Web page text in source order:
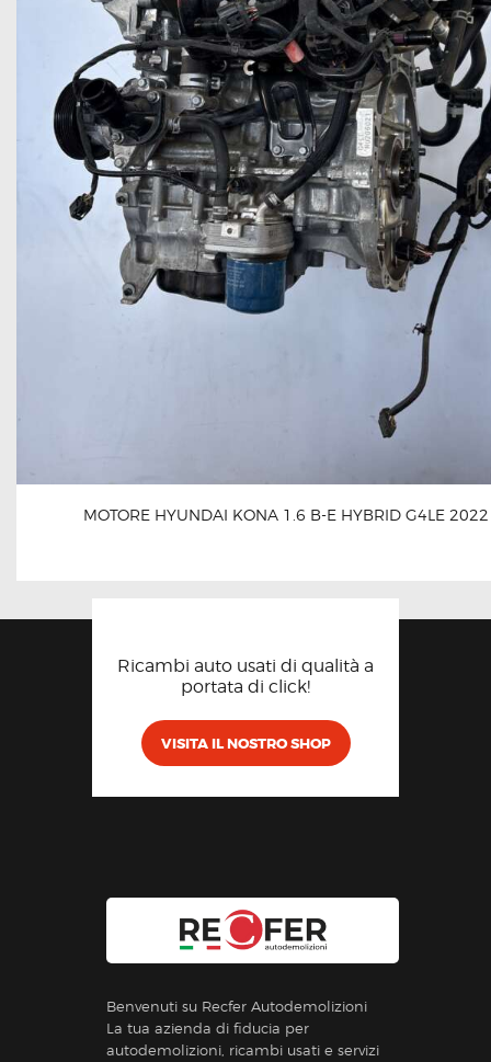
MOTORE HYUNDAI KONA 1.6 B-E HYBRID G4LE
Ricambi auto usati di qualità a
portata di click!
VISITA IL NOSTRO SHOP
Benvenuti su Recfer Autodemolizioni
La tua azienda di fiducia per
autodemolizioni, ricambi usati e servizi